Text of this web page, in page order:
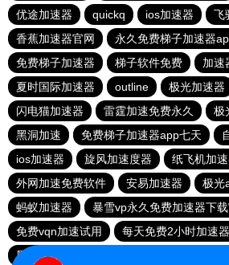
优途加速器
quickq ios加速器
飞
香蕉加速器官网
永久免费梯子加速器
免费梯子加速器
梯子软件免费
加速
夏时国际加速器
outline 极光加速器
闪电猫加速器
雷霆加速免费永久 极
黑洞加速
免费梯子加速器app七天
ios加速器
旋风加速度器 纸飞机加
外网加速免费软件
安易加速器
极光
蚂蚁加速器
暴雪vp永久免费加速器下
免费vqn加速试用
每天免费2小时加速器
黑洞官网